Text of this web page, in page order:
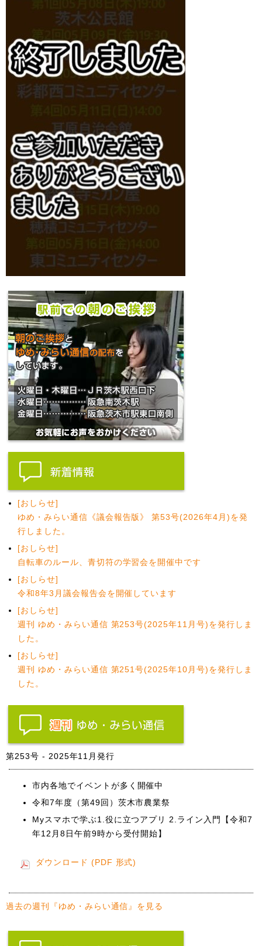
[おしらせ]
ゆめ・みらい通信《議会報告版》 第53号(2026年4月)を発
行しました。
[おしらせ]
自転車のルール、青切符の学習会を開催中です
[おしらせ]
令和8年3月議会報告会を開催しています
[おしらせ]
週刊 ゆめ・みらい通信 第253号(2025年11月号)を発行しま
した。
[おしらせ]
週刊 ゆめ・みらい通信 第251号(2025年10月号)を発行しま
した。
第253号 - 2025年11月発行
市内各地でイベントが多く開催中
令和7年度（第49回）茨木市農業祭
Myスマホで学ぶ1.役に立つアプリ 2.ライン入門【令和7
年12月8日午前9時から受付開始】
ダウンロード (PDF 形式)
過去の週刊『ゆめ・みらい通信』を見る